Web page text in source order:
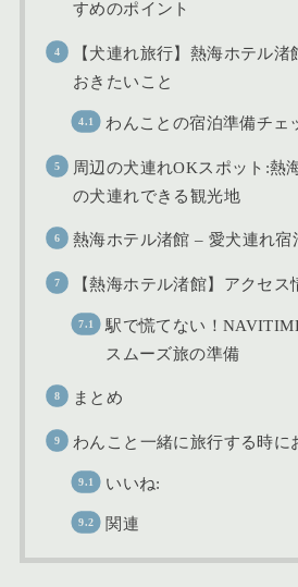
すめのポイント
【犬連れ旅行】熱海ホテル
おきたいこと
わんことの宿泊準備チェ
周辺の犬連れOKスポット:熱
の犬連れできる観光地
熱海ホテル渚館 – 愛犬連れ宿
【熱海ホテル渚館】アクセス
駅で慌てない！
スムーズ旅の準備
まとめ
わんこと一緒に旅行する時に
いいね:
関連